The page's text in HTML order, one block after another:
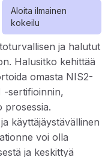
Aloita ilmainen
kokeilu
ja halutut
Halusitko kehittää
omasta NIS2-
-sertifioinnin,
prosessia.
käyttäjäystävällinen
voi olla
ja keskittyä